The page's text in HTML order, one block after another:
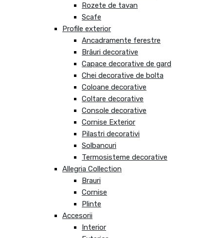
Rozete de tavan
Scafe
Profile exterior
Ancadramente ferestre
Brâuri decorative
Capace decorative de gard
Chei decorative de bolta
Coloane decorative
Coltare decorative
Console decorative
Cornise Exterior
Pilastri decorativi
Solbancuri
Termosisteme decorative
Allegria Collection
Brauri
Cornise
Plinte
Accesorii
Interior